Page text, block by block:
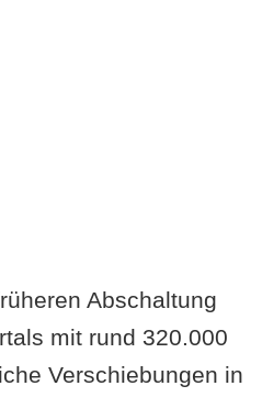
Abschaltung
mit rund 320.000
Verschiebungen in